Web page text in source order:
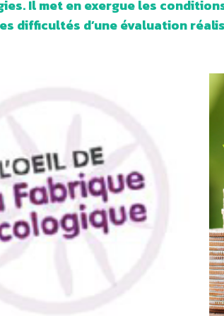
Il met en exergue les
difficultés d’une évaluation